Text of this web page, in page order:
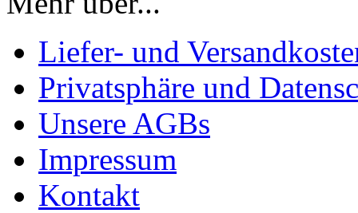
Liefer- und
Privatsphäre und
Unsere AGBs
Impressum
Kontakt